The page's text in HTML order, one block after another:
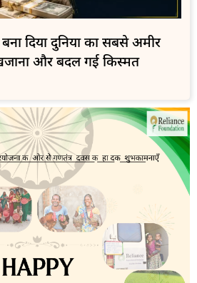
दिया दुनिया का सबसे अमीर
और बदल गई किस्मत